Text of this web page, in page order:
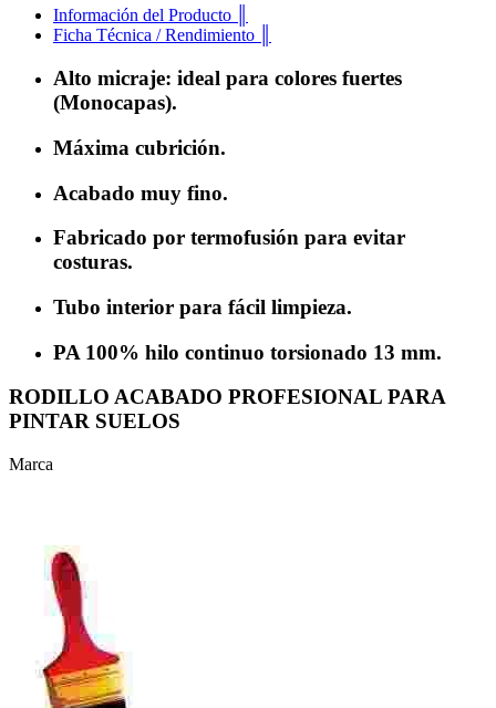
Información del Producto ║
Ficha Técnica / Rendimiento ║
Alto micraje: ideal para colores fuertes
(Monocapas).
Máxima cubrición.
Acabado muy fino.
Fabricado por termofusión para evitar
costuras.
Tubo interior para fácil limpieza.
PA 100% hilo continuo torsionado 13 mm.
RODILLO ACABADO PROFESIONAL PARA
PINTAR SUELOS
Marca